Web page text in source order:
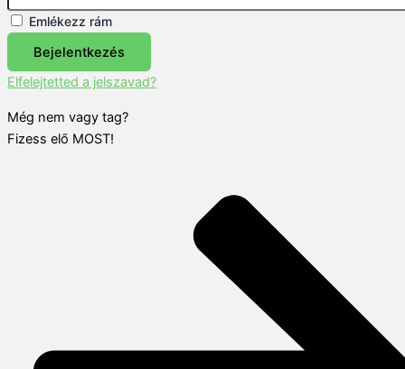
Emlékezz rám
Bejelentkezés
Elfelejtetted a jelszavad?
Még nem vagy tag?
Fizess elő MOST!